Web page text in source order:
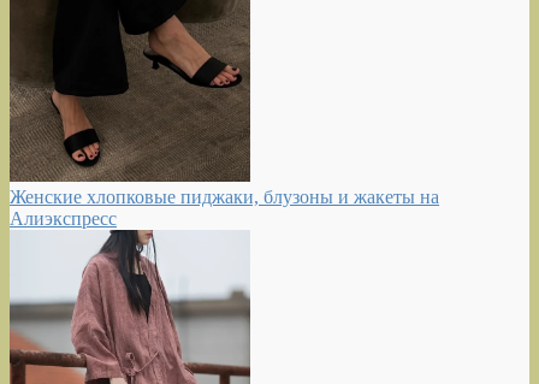
Женские хлопковые пиджаки, блузоны и жакеты на
Алиэкспресс